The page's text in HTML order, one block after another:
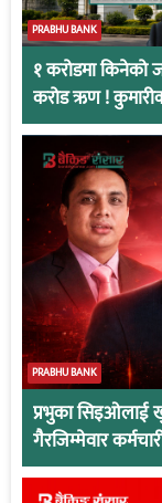
PRABHU BANK
१ करोडमा किनेको
करोड ऋण !
PRABHU BANK
प्रभुका सिइओलाई
गैरजिम्मेवार